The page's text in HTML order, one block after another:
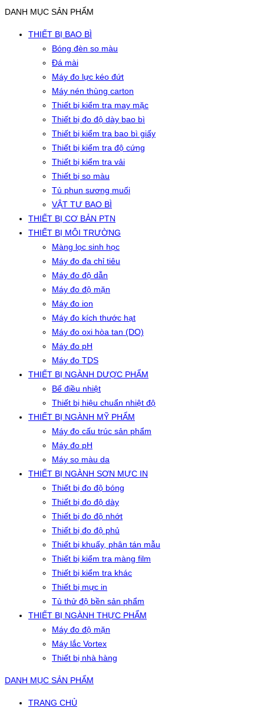
DANH MỤC SẢN PHẨM
THIẾT BỊ BAO BÌ
Bóng đèn so màu
Đá mài
Máy đo lực kéo đứt
Máy nén thùng carton
Thiết bị kiểm tra may mặc
Thiết bị đo độ dày bao bì
Thiết bị kiểm tra bao bì giấy
Thiết bị kiểm tra độ cứng
Thiết bị kiểm tra vải
Thiết bị so màu
Tủ phun sương muối
VẬT TƯ BAO BÌ
THIẾT BỊ CƠ BẢN PTN
THIẾT BỊ MÔI TRƯỜNG
Màng lọc sinh học
Máy đo đa chỉ tiêu
Máy đo độ dẫn
Máy đo độ mặn
Máy đo ion
Máy đo kích thước hạt
Máy đo oxi hòa tan (DO)
Máy đo pH
Máy đo TDS
THIẾT BỊ NGÀNH DƯỢC PHẨM
Bể điều nhiệt
Thiết bị hiệu chuẩn nhiệt độ
THIẾT BỊ NGÀNH MỸ PHẨM
Máy đo cấu trúc sản phẩm
Máy đo pH
Máy so màu da
THIẾT BỊ NGÀNH SƠN MỰC IN
Thiết bị đo độ bóng
Thiết bị đo độ dày
Thiết bị đo độ nhớt
Thiết bị đo độ phủ
Thiết bị khuấy, phân tán mẫu
Thiết bị kiểm tra màng film
Thiết bị kiểm tra khác
Thiết bị mực in
Tủ thử độ bền sản phẩm
THIẾT BỊ NGÀNH THỰC PHẨM
Máy đo độ mặn
Máy lắc Vortex
Thiết bị nhà hàng
DANH MỤC SẢN PHẨM
TRANG CHỦ